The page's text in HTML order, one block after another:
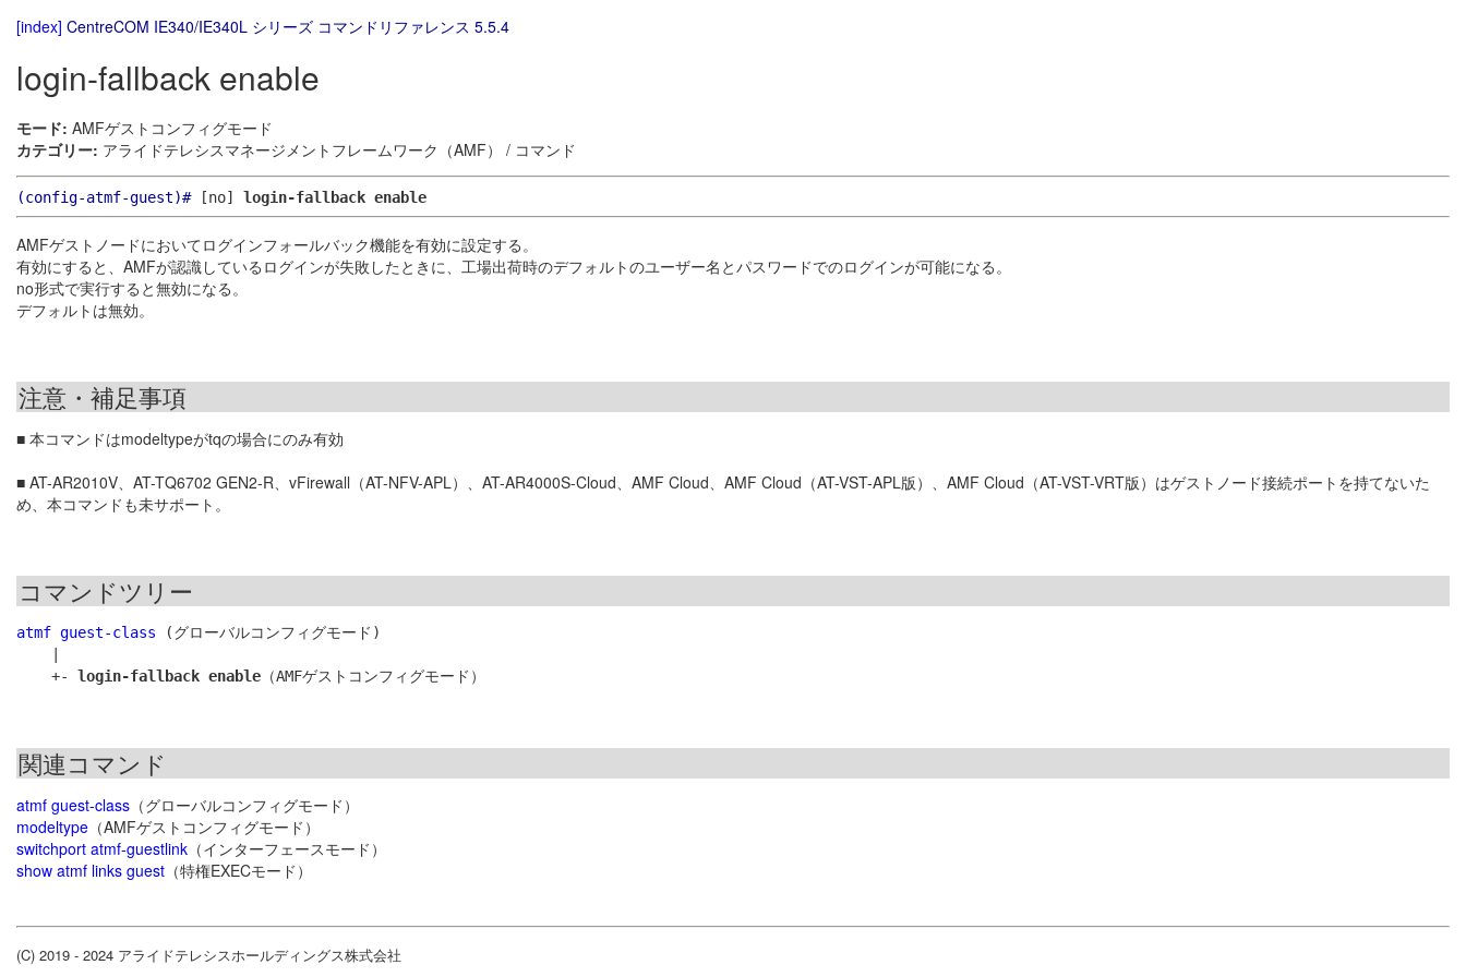
[index] CentreCOM IE340/IE340L シリーズ コマンドリファレンス 5.5.4
login-fallback enable
モード: AMFゲストコンフィグモード
カテゴリー: アライドテレシスマネージメントフレームワーク（AMF） / コマンド
(config-atmf-guest)#[no] login-fallback enable
AMFゲストノードにおいてログインフォールバック機能を有効に設定する。
有効にすると、AMFが認識しているログインが失敗したときに、工場出荷時のデフォルトのユーザー名とパスワードでのログインが可能になる。
no形式で実行すると無効になる。
デフォルトは無効。
注意・補足事項
■ 本コマンドはmodeltypeがtqの場合にのみ有効
■ AT-AR2010V、AT-TQ6702 GEN2-R、vFirewall（AT-NFV-APL）、AT-AR4000S-Cloud、AMF Cloud、AMF Cloud（AT-VST-APL版）、AMF Cloud（AT-VST-VRT版）はゲストノード接続ポートを持てないた
め、本コマンドも未サポート。
コマンドツリー
atmf guest-class (グローバルコンフィグモード)
    +-
login-fallback enable
関連コマンド
atmf guest-class （グローバルコンフィグモード）
modeltype （AMFゲストコンフィグモード）
switchport atmf-guestlink （インターフェースモード）
show atmf links guest （特権EXECモード）
(C) 2019 - 2024 アライドテレシスホールディングス株式会社